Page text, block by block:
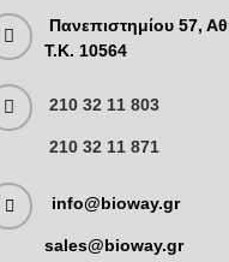
Πανεπιστημίου 57,
T.K. 10564
210 32 11 803
210 32 11 871
info@bioway.gr
sales@bioway.gr